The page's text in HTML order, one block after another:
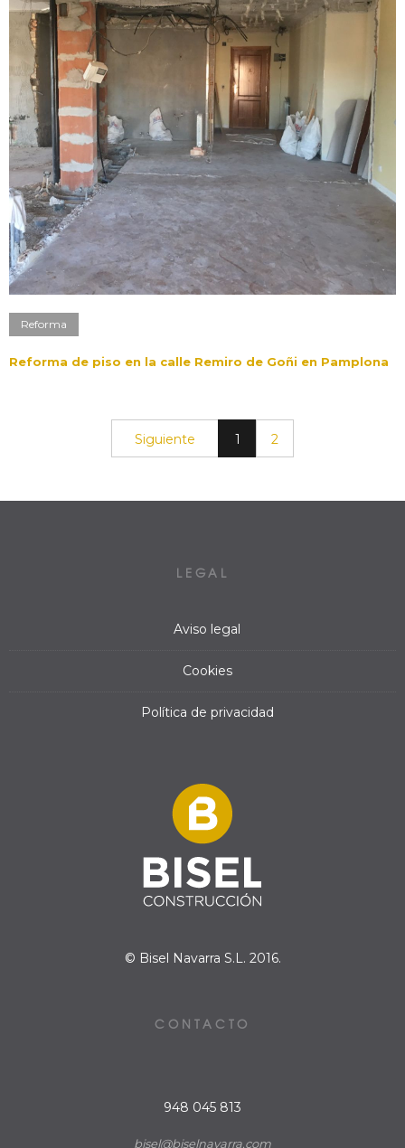
Reforma
Reforma de piso en la calle Remiro de Goñi en Pamplona
Siguiente 1 2
LEGAL
Aviso legal
Cookies
Política de privacidad
© Bisel Navarra S.L. 2016.
CONTACTO
948 045 813
bisel@biselnavarra.com